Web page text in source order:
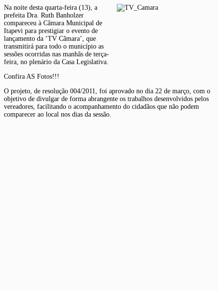
Na noite desta quarta-feira (13), a
prefeita Dra. Ruth Banholzer
compareceu à Câmara Municipal de
Itapevi para prestigiar o evento de
lançamento da ‘TV Câmara’, que
transmitirá para todo o município as
sessões ocorridas nas manhãs de terça-
feira, no plenário da Casa Legislativa.
Confira AS Fotos!!!
O projeto, de resolução 004/2011, foi aprovado no dia 22 de março, com o
objetivo de divulgar de forma abrangente os trabalhos desenvolvidos pelos
vereadores, facilitando o acompanhamento do cidadãos que não podem
comparecer ao local nos dias da sessão.